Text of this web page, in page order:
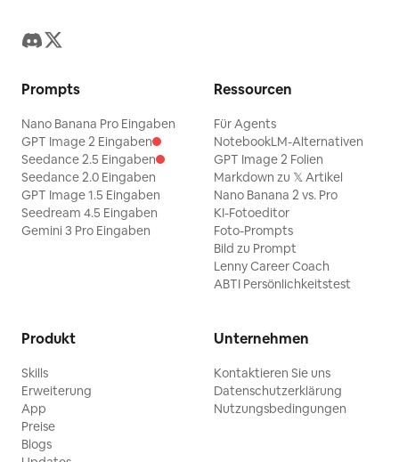
Prompts
Nano Banana Pro Eingaben
GPT Image 2 Eingaben
Seedance 2.5 Eingaben
Seedance 2.0 Eingaben
GPT Image 1.5 Eingaben
Seedream 4.5 Eingaben
Gemini 3 Pro Eingaben
Ressourcen
Für Agents
NotebookLM-Alternativen
GPT Image 2 Folien
Markdown zu 𝕏 Artikel
Nano Banana 2 vs. Pro
KI-Fotoeditor
Foto-Prompts
Bild zu Prompt
Lenny Career Coach
ABTI Persönlichkeitstest
Produkt
Skills
Erweiterung
App
Preise
Blogs
Unternehmen
Kontaktieren Sie uns
Datenschutzerklärung
Nutzungsbedingungen